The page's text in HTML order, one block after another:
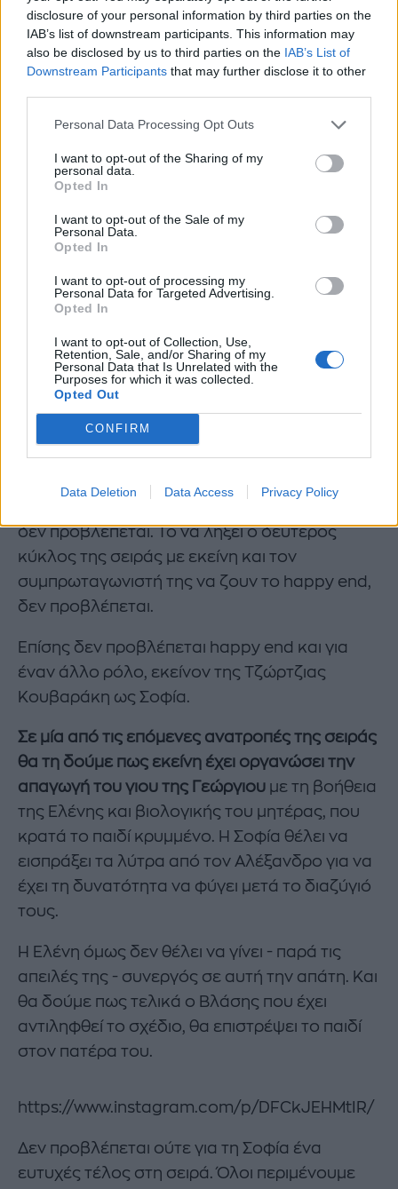
disclosure of your personal information by third parties on the
IAB’s list of downstream participants. This information may
also be disclosed by us to third parties on the IAB’s List of
Downstream Participants that may further disclose it to other
Personal Data Processing Opt Outs
I want to opt-out of the Sharing of my
personal data.
Opted In
I want to opt-out of the Sale of my
Personal Data.
Opted In
I want to opt-out of processing my
Personal Data for Targeted Advertising.
Opted In
I want to opt-out of Collection, Use,
Retention, Sale, and/or Sharing of my
Personal Data that Is Unrelated with the
Purposes for which it was collected.
Opted Out
CONFIRM
Data Deletion Data Access Privacy Policy
Φυσικά και όλοι αναρωτιόμαστε που θα
καταλήξει τελικά ο ρόλος της Κυβέλης και της
δεν προβλέπεται. Το να λήξει ο δεύτερος
κύκλος της σειράς με εκείνη και τον
συμπρωταγωνιστή της να ζουν το happy end,
δεν προβλέπεται.
Επίσης δεν προβλέπεται happy end και για
έναν άλλο ρόλο, εκείνον της Τζώρτζιας
Κουβαράκη ως Σοφία.
Σε μία από τις επόμενες ανατροπές της σειράς
θα τη δούμε πως εκείνη έχει οργανώσει την
απαγωγή του γιου της Γεώργιου με τη βοήθεια
της Ελένης και βιολογικής του μητέρας, που
κρατά το παιδί κρυμμένο. Η Σοφία θέλει να
εισπράξει τα λύτρα από τον Αλέξανδρο για να
έχει τη δυνατότητα να φύγει μετά το διαζύγιό
τους.
Η Ελένη όμως δεν θέλει να γίνει - παρά τις
απειλές της - συνεργός σε αυτή την απάτη. Και
θα δούμε πως τελικά ο Βλάσης που έχει
αντιληφθεί το σχέδιο, θα επιστρέψει το παιδί
στον πατέρα του.
https://www.instagram.com/p/DFCkJEHMtIR/
Δεν προβλέπεται ούτε για τη Σοφία ένα
ευτυχές τέλος στη σειρά. Όλοι περιμένουμε